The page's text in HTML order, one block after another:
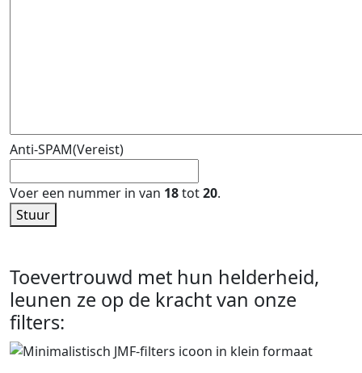
Anti-SPAM(Vereist)
Voer een nummer in van 18tot20.
Stuur
Toevertrouwd met hun helderheid,
leunen ze op de kracht van onze
filters: